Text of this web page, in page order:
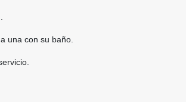
una con su baño.